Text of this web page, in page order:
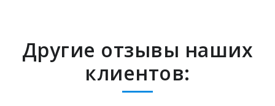
Другие отзывы наших
клиентов: